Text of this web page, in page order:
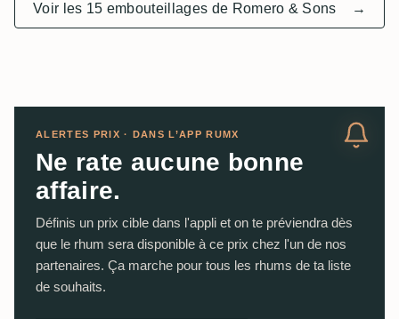
Voir les 15 embouteillages de Romero & Sons →
ALERTES PRIX · DANS L’APP RUMX
Ne rate aucune bonne
affaire.
Définis un prix cible dans l'appli et on te préviendra dès
que le rhum sera disponible à ce prix chez l'un de nos
partenaires. Ça marche pour tous les rhums de ta liste
de souhaits.